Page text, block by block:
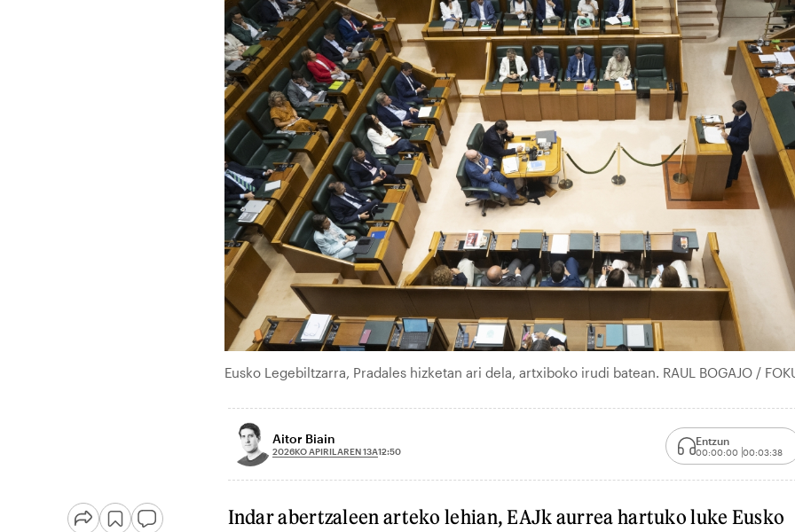
Eusko Legebiltzarra, Pradales hizketan ari dela, artxiboko irudi batean. RAUL BOGAJO /
Aitor Biain
2026KO APIRILAREN 13A12:50
Entzun
00:00:00 00:03:38
Indar abertzaleen arteko lehian, EAJk aurrea hartuko luke Eusko